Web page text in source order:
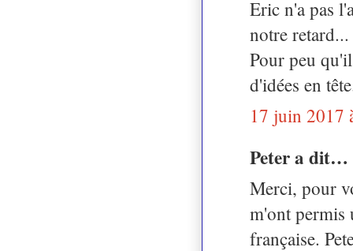
Eric n'a pas
notre retard...
Pour peu
d'idées en
17 juin 2017
Peter a dit…
Merci, pour
m'ont permis
française.